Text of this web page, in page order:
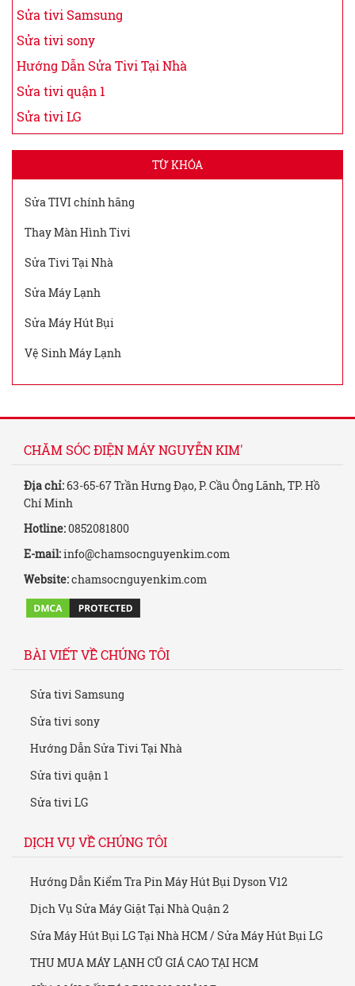
Sửa tivi Samsung
Sửa tivi sony
Hướng Dẫn Sửa Tivi Tại Nhà
Sửa tivi quận 1
Sửa tivi LG
TỪ KHÓA
Sửa TIVI chính hãng
Thay Màn Hình Tivi
Sửa Tivi Tại Nhà
Sửa Máy Lạnh
Sửa Máy Hút Bụi
Vệ Sinh Máy Lạnh
CHĂM SÓC ĐIỆN MÁY NGUYỄN KIM'
Địa chỉ:63-65-67 Trần Hưng Đạo, P. Cầu Ông Lãnh, TP. Hồ
Chí Minh
Hotline:0852081800
E-mail:info@chamsocnguyenkim.com
Website:chamsocnguyenkim.com
BÀI VIẾT VỀ CHÚNG TÔI
Sửa tivi Samsung
Sửa tivi sony
Hướng Dẫn Sửa Tivi Tại Nhà
Sửa tivi quận 1
Sửa tivi LG
DỊCH VỤ VỀ CHÚNG TÔI
Hướng Dẫn Kiểm Tra Pin Máy Hút Bụi Dyson V12
Dịch Vụ Sửa Máy Giặt Tại Nhà Quận 2
Sửa Máy Hút Bụi LG Tại Nhà HCM / Sửa Máy Hút Bụi LG
THU MUA MÁY LẠNH CŨ GIÁ CAO TẠI HCM